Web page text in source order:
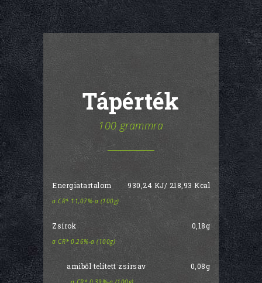
Tápérték
100 grammra
Energiatartalom 930,24 KJ/ 218,93 Kcal
a CR* 11,07%-a (100g)
Zsírok 0,18g
a CR* 0,26%-a (100g)
amiből telített zsírsav 0,08g